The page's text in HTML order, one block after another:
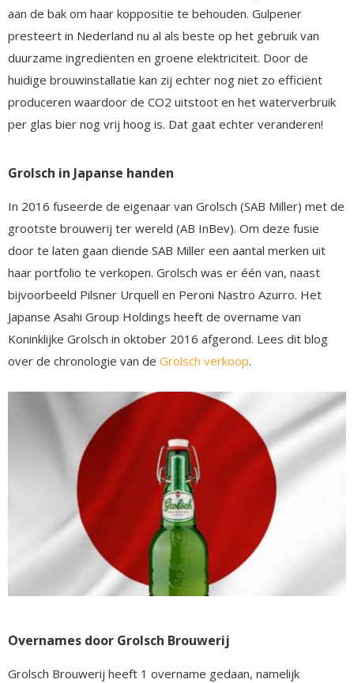
aan de bak om haar koppositie te behouden. Gulpener
presteert in Nederland nu al als beste op het gebruik van
duurzame ingrediënten en groene elektriciteit. Door de
huidige brouwinstallatie kan zij echter nog niet zo efficiënt
produceren waardoor de CO2 uitstoot en het waterverbruik
per glas bier nog vrij hoog is. Dat gaat echter veranderen!
Grolsch in Japanse handen
In 2016 fuseerde de eigenaar van Grolsch (SAB Miller) met de
grootste brouwerij ter wereld (AB InBev). Om deze fusie
door te laten gaan diende SAB Miller een aantal merken uit
haar portfolio te verkopen. Grolsch was er één van, naast
bijvoorbeeld Pilsner Urquell en Peroni Nastro Azurro. Het
Japanse Asahi Group Holdings heeft de overname van
Koninklijke Grolsch in oktober 2016 afgerond. Lees dit blog
over de chronologie van de Grolsch verkoop.
Overnames door Grolsch Brouwerij
Grolsch Brouwerij heeft 1 overname gedaan, namelijk